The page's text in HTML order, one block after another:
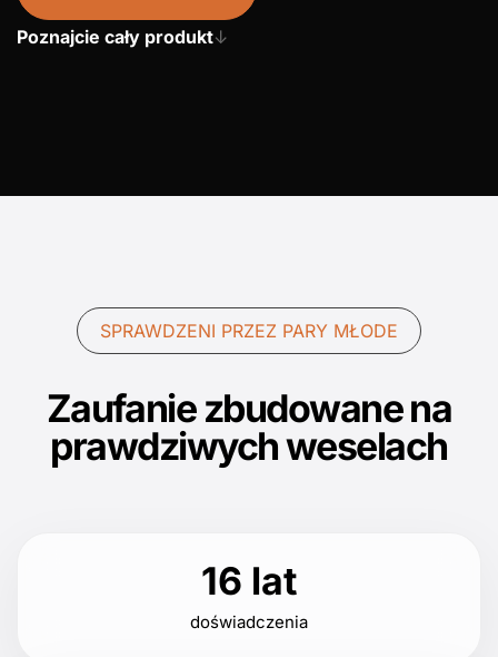
Poznajcie cały produkt↓
SPRAWDZENI PRZEZ PARY MŁODE
Zaufanie zbudowane na
prawdziwych weselach
16 lat
doświadczenia